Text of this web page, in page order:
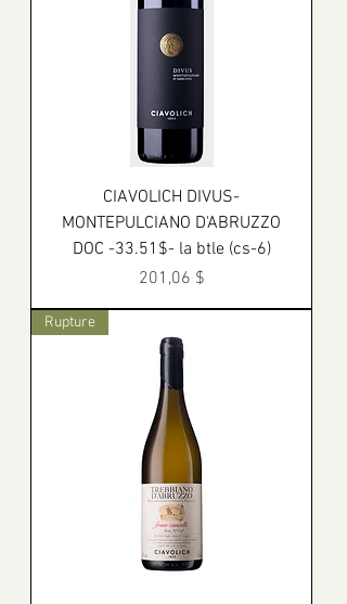
CIAVOLICH DIVUS-
MONTEPULCIANO D'ABRUZZO
DOC -33.51$- la btle (cs-6)
Prix
201,06 $
Rupture